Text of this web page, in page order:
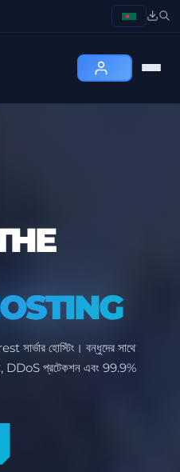
হোস্টিং। বন্ধুদের সাথে
DDoS প্রটেকশন এবং 99.9%